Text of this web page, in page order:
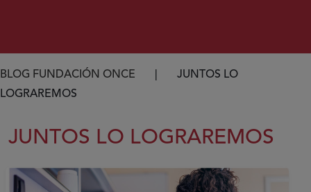
Ruta de navegación
BLOG FUNDACIÓN ONCE
JUNTOS LO
LOGRAREMOS
JUNTOS LO LOGRAREMOS